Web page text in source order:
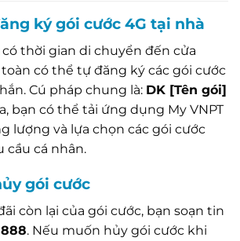
ký gói cước 4G tại nhà
thời gian di chuyển đến cửa
có thể tự đăng ký các gói cước
Cú pháp chung là: DK [Tên gói]
bạn có thể tải ứng dụng My VNPT
lượng và lựa chọn các gói cước
cầu cá nhân.
gói cước
còn lại của gói cước, bạn soạn tin
888. Nếu muốn hủy gói cước khi